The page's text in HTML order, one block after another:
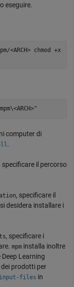
eseguire.
chmod +x
computer di
.
, specificare il percorso
, specificare il
desidera installare i
, specificare i
mpm installa inoltre
Learning
prodotti per
input-files in